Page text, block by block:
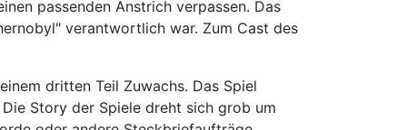
passenden Anstrich verpassen. Das
verantwortlich war. Zum Cast des
dritten Teil Zuwachs. Das Spiel
Story der Spiele dreht sich grob um